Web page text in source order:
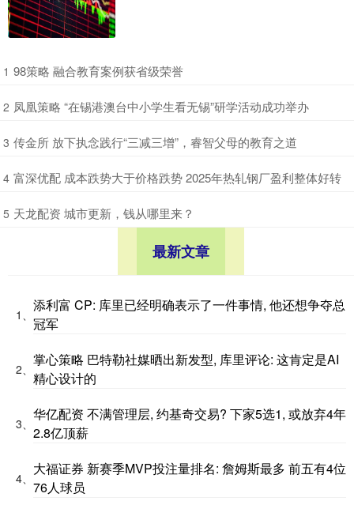
1 ​98策略 融合教育案例获省级荣誉
2 ​凤凰策略 “在锡港澳台中小学生看无锡”研学活动成功举办
3 ​传金所 放下执念践行“三减三增”，睿智父母的教育之道
4 ​富深优配 成本跌势大于价格跌势 2025年热轧钢厂盈利整体好转
5 ​天龙配资 城市更新，钱从哪里来？
最新文章
1、
添利富 CP: 库里已经明确表示了一件事情, 他还想争夺总
冠军
2、
掌心策略 巴特勒社媒晒出新发型, 库里评论: 这肯定是AI
精心设计的
3、
华亿配资 不满管理层, 约基奇交易? 下家5选1, 或放弃4年
2.8亿顶薪
4、
大福证券 新赛季MVP投注量排名: 詹姆斯最多 前五有4位
76人球员